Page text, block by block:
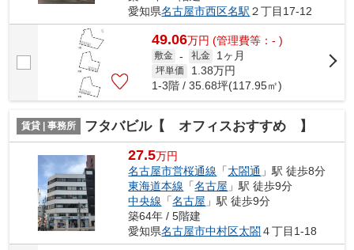
愛知県名古屋市西区名駅 ２丁目17-12
49.06万円 (管理費等：- )
敷金 - 礼金 1ヶ月
坪単価 1.38万円
1-3階 / 35.68坪(117.95㎡)
賃貸 | 事務所 フタバビル【 オフィスおすすめ 】
27.5万円
名古屋市営桜通線 「太閤通 」駅 徒歩8分
東海道本線 「名古屋 」駅 徒歩9分
中央線 「名古屋 」駅 徒歩9分
築64年 / 5階建
愛知県名古屋市中村区太閤 ４丁目1-18